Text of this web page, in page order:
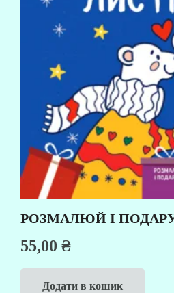
РОЗМАЛЮЙ І
55,00 ₴
Додати в кошик